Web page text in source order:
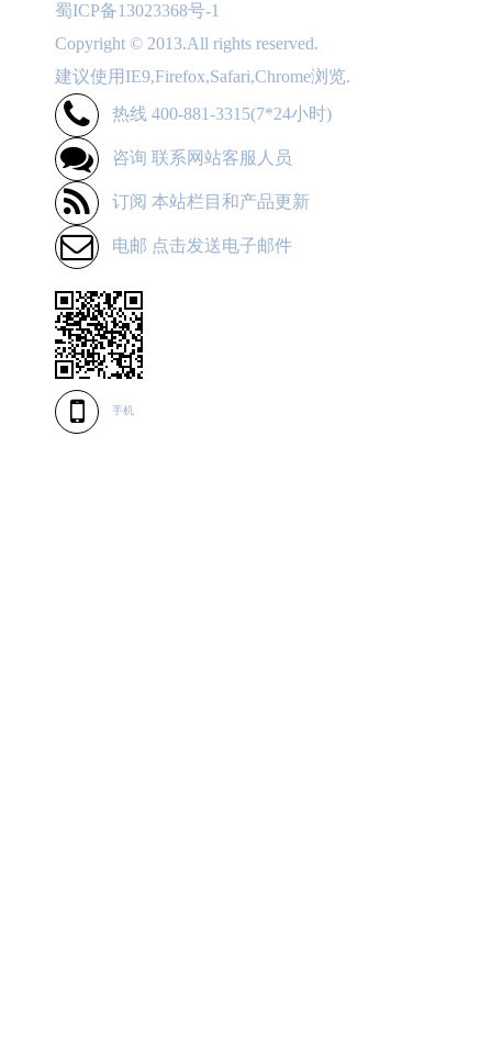
蜀ICP备13023368号-1
Copyright © 2013.All rights reserved.
建议使用IE9,Firefox,Safari,Chrome浏览.
热线 400-881-3315(7*24小时)
咨询 联系网站客服人员
订阅 本站栏目和产品更新
电邮 点击发送电子邮件
手机